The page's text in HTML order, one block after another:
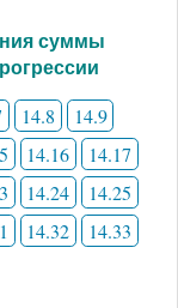
суммы
14.8
14.9
14.16
14.17
14.24
14.25
14.32
14.33